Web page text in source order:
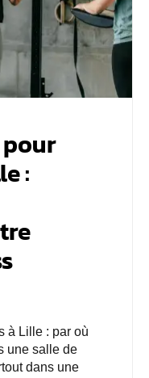
:
à Lille : par où
une salle de
dans une